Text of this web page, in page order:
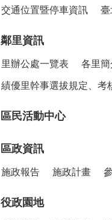
交通位置暨停車資訊 臺
鄰里資訊
里辦公處一覽表 各里簡
績優里幹事選拔規定、考
區民活動中心
區政資訊
施政報告 施政計畫
役政園地